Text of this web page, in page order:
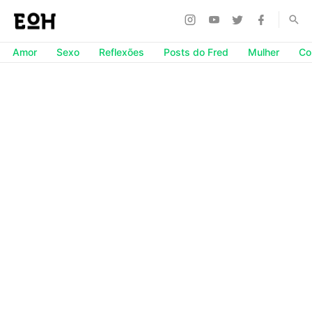
Amor Sexo Reflexões Posts do Fred Mulher